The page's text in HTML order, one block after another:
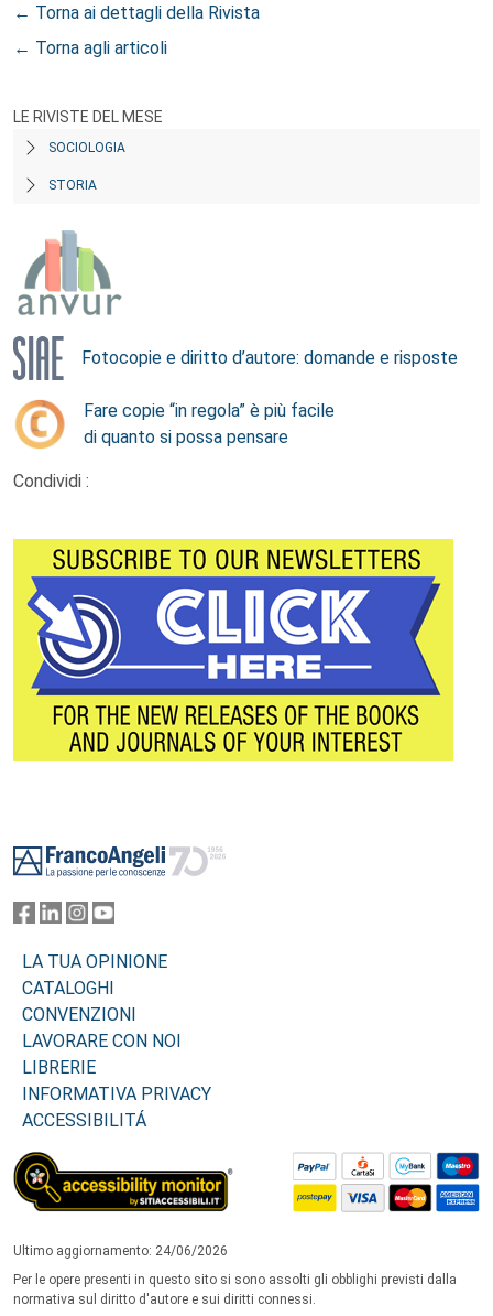
← Torna ai dettagli della Rivista
← Torna agli articoli
LE RIVISTE DEL MESE
SOCIOLOGIA
STORIA
Fotocopie e diritto d’autore: domande e risposte
Fare copie “in regola” è più facile
di quanto si possa pensare
Condividi :
LA TUA OPINIONE
CATALOGHI
CONVENZIONI
LAVORARE CON NOI
LIBRERIE
INFORMATIVA PRIVACY
ACCESSIBILITÁ
Ultimo aggiornamento: 24/06/2026
Per le opere presenti in questo sito si sono assolti gli obblighi previsti dalla
normativa sul diritto d'autore e sui diritti connessi.